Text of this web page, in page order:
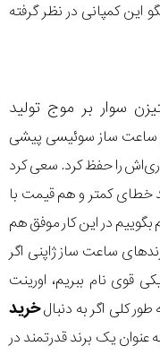
این کمپانی در نظر گرفته
سوار بر موج تولید
ساعت ساز سوئیسی پیشی
را حفظ کرد. سعی کرد
خطای کمتر و هم قیمت با
بگوییم در این کار موفق هم
ساعت ساز ژاپنی اگر
قوی نام ببریم، اورینت
کلی اگر به دنبالخرید
عنوان یک برند قدرتمند در